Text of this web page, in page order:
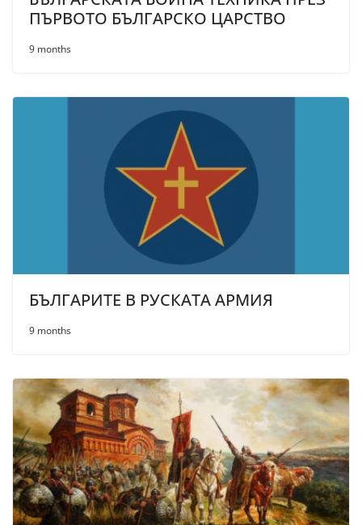
ПЪРВОТО БЪЛГАРСКО ЦАРСТВО
9 months
БЪЛГАРИТЕ В РУСКАТА АРМИЯ
9 months